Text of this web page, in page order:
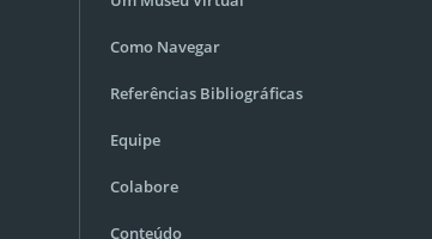
Como Navegar
Referências Bibliográficas
Equipe
Colabore
Conteúdo